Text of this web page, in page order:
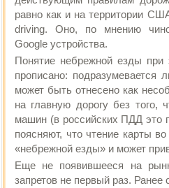
равно как и на территории
driving. Оно, по мнению
Google устройства.
Понятие небрежной езды при
прописано: подразумевается
может быть отнесено как
на главную дорогу без того,
машин (в российских ПДД это
поясняют, что чтение карты
«небрежной езды» и может
Еще не появившееся на
запретов не первый раз.